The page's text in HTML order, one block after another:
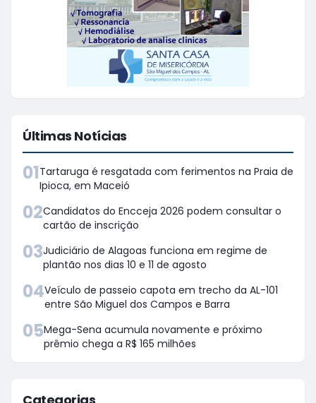
Últimas Notícias
01Tartaruga é resgatada com ferimentos na Praia de
Ipioca, em Maceió
02Candidatos do Encceja 2026 podem consultar o
cartão de inscrição
03Judiciário de Alagoas funciona em regime de
plantão nos dias 10 e 11 de agosto
04Veículo de passeio capota em trecho da AL-101
entre São Miguel dos Campos e Barra
05Mega-Sena acumula novamente e próximo
prêmio chega a R$ 165 milhões